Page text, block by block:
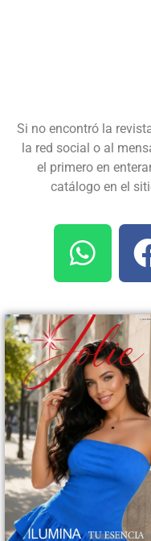
Si no encontró la
la red social o al
el primero en
catálogo en el